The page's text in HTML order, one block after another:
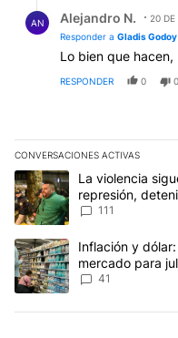
AN Alejandro N.
20 DE
Responder a Gladis Godoy
Lo bien que
RESPONDER 0 0
CONVERSACIONES ACTIVAS
Este listado muestra los
Un artículo de tendencia
La violencia
represión,
111
Un artículo de tendencia
Inflación y
mercado para
41